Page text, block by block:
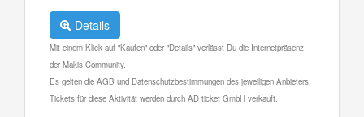
Details
Mit einem Klick auf "Kaufen" oder "Details" verlässt Du die Internetpräsenz
der Makis Community.
Es gelten die AGB und Datenschutzbestimmungen des jeweiligen Anbieters.
Tickets für diese Aktivität werden durch AD ticket GmbH verkauft.